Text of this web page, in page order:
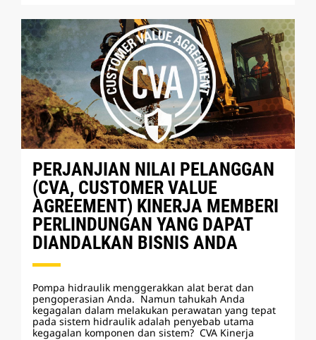
PERJANJIAN NILAI PELANGGAN
(CVA, CUSTOMER VALUE
AGREEMENT) KINERJA MEMBERI
PERLINDUNGAN YANG DAPAT
DIANDALKAN BISNIS ANDA
Pompa hidraulik menggerakkan alat berat dan
pengoperasian Anda. Namun tahukah Anda
kegagalan dalam melakukan perawatan yang tepat
pada sistem hidraulik adalah penyebab utama
kegagalan komponen dan sistem? CVA Kinerja